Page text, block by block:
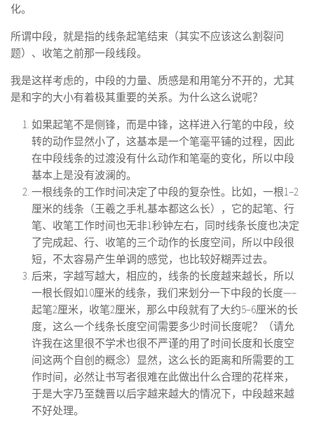
化。
所谓中段，就是指的线条起笔结束（其实不应该这么割裂问
题）、收笔之前那一段线段。
我是这样考虑的，中段的力量、质感是和用笔分不开的，尤其
是和字的大小有着极其重要的关系。为什么这么说呢？
如果起笔不是侧锋，而是中锋，这样进入行笔的中段，绞
转的动作显然小了，这基本是一个笔毫平铺的过程，因此
在中段线条的过渡没有什么动作和笔毫的变化，所以中段
基本上是没有波澜的。
一根线条的工作时间决定了中段的复杂性。比如，一根1–2
厘米的线条（王羲之手札基本都这么长），它的起笔、行
笔、收笔工作时间也无非1秒钟左右，同时线条长度也决定
了完成起、行、收笔的三个动作的长度空间，所以中段很
短，不太容易产生单调的感觉，也比较好糊弄过去。
后来，字越写越大，相应的，线条的长度越来越长，所以
一根长假如10厘米的线条，我们来划分一下中段的长度—–
起笔2厘米，收笔2厘米，那么中段就有了大约5–6厘米的长
度，这么一个线条长度空间需要多少时间长度呢？（请允
许我在这里很不学术也很不严谨的用了时间长度和长度空
间这两个自创的概念）显然，这么长的距离和所需要的工
作时间，必然让书写者很难在此做出什么合理的花样来，
于是大字乃至魏晋以后字越来越大的情况下，中段越来越
不好处理。